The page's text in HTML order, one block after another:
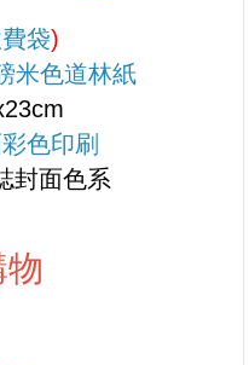
袋)
米色道林紙
色印刷
封面色系